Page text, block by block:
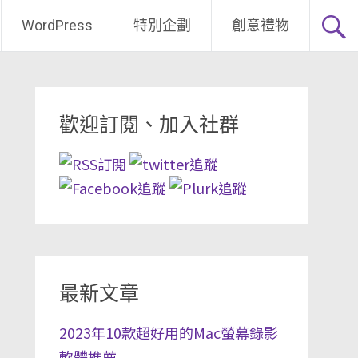
WordPress 特別企劃 創意禮物
歡迎訂閱、加入社群
最新文章
2023年10款超好用的Mac螢幕錄影